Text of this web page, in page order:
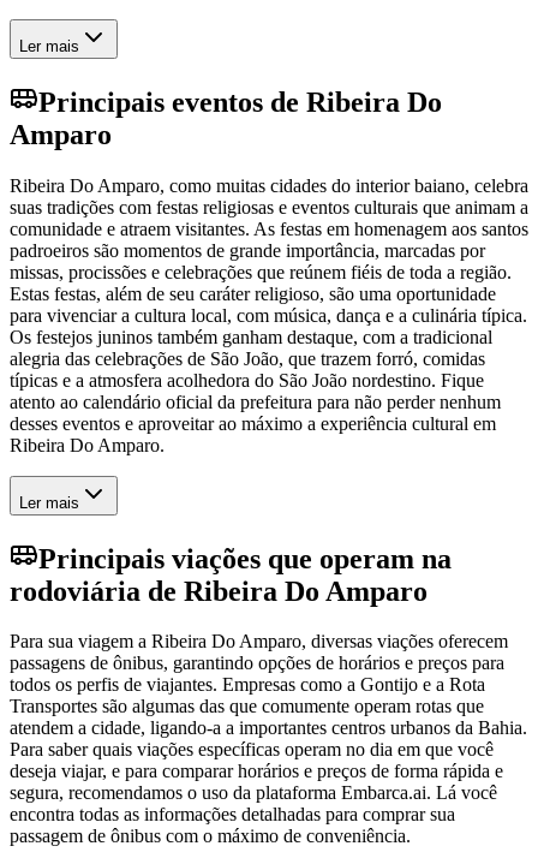
Ler mais
Principais eventos de Ribeira Do
Amparo
Ribeira Do Amparo, como muitas cidades do interior baiano, celebra
suas tradições com festas religiosas e eventos culturais que animam a
comunidade e atraem visitantes. As festas em homenagem aos santos
padroeiros são momentos de grande importância, marcadas por
missas, procissões e celebrações que reúnem fiéis de toda a região.
Estas festas, além de seu caráter religioso, são uma oportunidade
para vivenciar a cultura local, com música, dança e a culinária típica.
Os festejos juninos também ganham destaque, com a tradicional
alegria das celebrações de São João, que trazem forró, comidas
típicas e a atmosfera acolhedora do São João nordestino. Fique
atento ao calendário oficial da prefeitura para não perder nenhum
desses eventos e aproveitar ao máximo a experiência cultural em
Ribeira Do Amparo.
Ler mais
Principais viações que operam na
rodoviária de Ribeira Do Amparo
Para sua viagem a Ribeira Do Amparo, diversas viações oferecem
passagens de ônibus, garantindo opções de horários e preços para
todos os perfis de viajantes. Empresas como a Gontijo e a Rota
Transportes são algumas das que comumente operam rotas que
atendem a cidade, ligando-a a importantes centros urbanos da Bahia.
Para saber quais viações específicas operam no dia em que você
deseja viajar, e para comparar horários e preços de forma rápida e
segura, recomendamos o uso da plataforma Embarca.ai. Lá você
encontra todas as informações detalhadas para comprar sua
passagem de ônibus com o máximo de conveniência.